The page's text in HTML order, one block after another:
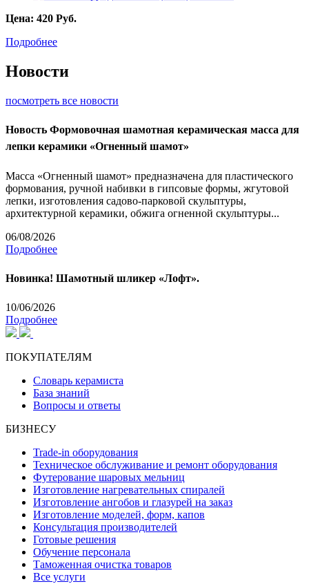
Цена: 420 Руб.
Подробнее
Новости
посмотреть все новости
Новость Формовочная шамотная керамическая масса для
лепки керамики «Огненный шамот»
Масса «Огненный шамот» предназначена для пластического
формования, ручной набивки в гипсовые формы, жгутовой
лепки, изготовления садово-парковой скульптуры,
архитектурной керамики, обжига огненной скульптуры...
06/08/2026
Подробнее
Новинка! Шамотный шликер «Лофт».
10/06/2026
Подробнее
ПОКУПАТЕЛЯМ
Словарь керамиста
База знаний
Вопросы и ответы
БИЗНЕСУ
Trade-in оборудования
Техническое обслуживание и ремонт оборудования
Футерование шаровых мельниц
Изготовление нагревательных спиралей
Изготовление ангобов и глазурей на заказ
Изготовление моделей, форм, капов
Консультация производителей
Готовые решения
Обучение персонала
Таможенная очистка товаров
Все услуги